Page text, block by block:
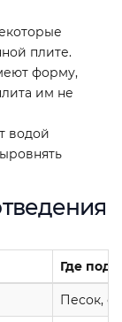
плите.
форму,
им не
водой
Где
Песок,